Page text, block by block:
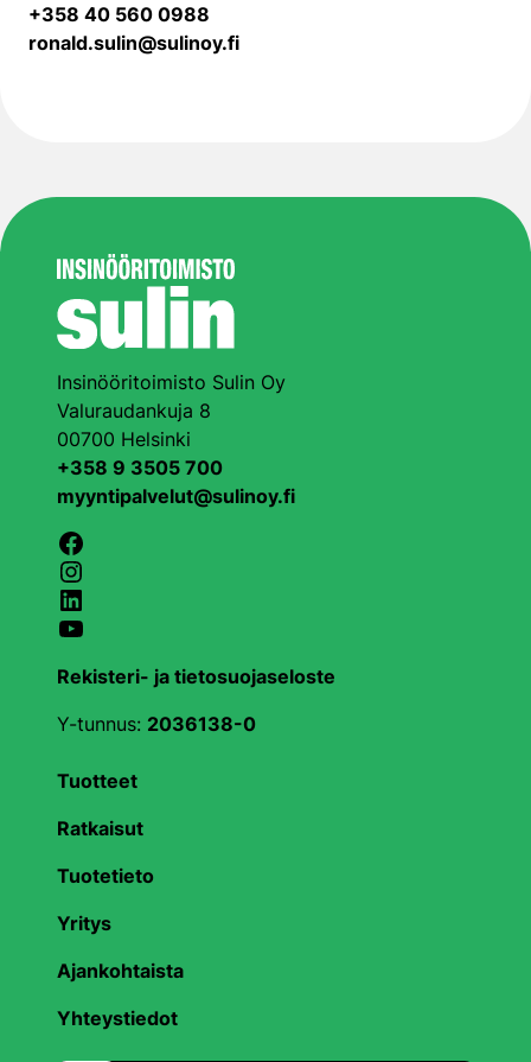
+358 40 560 0988
ronald.sulin@sulinoy.fi
Insinööritoimisto Sulin Oy
Valuraudankuja 8
00700 Helsinki
+358 9 3505 700
myyntipalvelut@sulinoy.fi
Facebook
Instagram
LinkedIn
YouTube
Rekisteri- ja tietosuojaseloste
Y-tunnus: 2036138-0
Tuotteet
Ratkaisut
Tuotetieto
Yritys
Ajankohtaista
Yhteystiedot